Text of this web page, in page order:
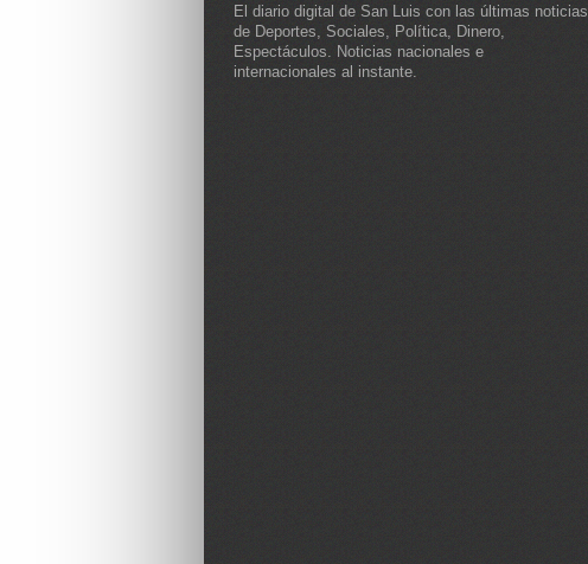
El diario digital de San Luis con las últimas noticias
de Deportes, Sociales, Política, Dinero,
Espectáculos. Noticias nacionales e
internacionales al instante.